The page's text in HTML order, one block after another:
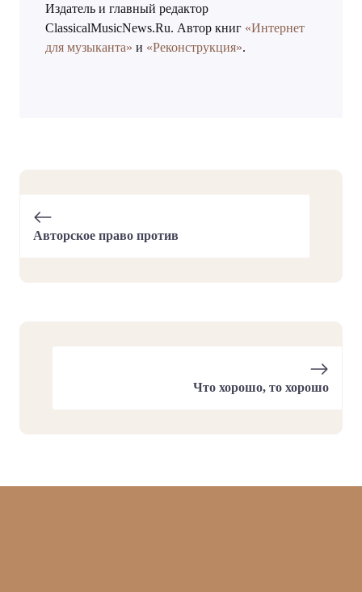
Издатель и главный редактор
ClassicalMusicNews.Ru. Автор книг «Интернет
для музыканта» и «Реконструкция».
Авторское право против
Что хорошо, то хорошо